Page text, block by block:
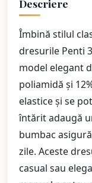
Descriere
Îmbină stilul
dresurile Penti
model elegant
poliamidă și
elastice și se
întărit adaugă
bumbac
zile. Aceste
casual sau